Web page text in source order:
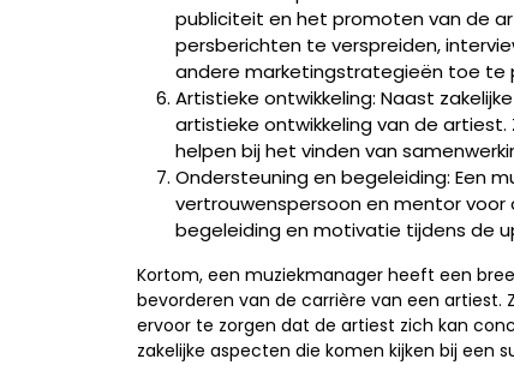
publiciteit en het promoten van de
persberichten te verspreiden,
andere marketingstrategieën toe te
Artistieke ontwikkeling: Naast
artistieke ontwikkeling van de
helpen bij het vinden van
Ondersteuning en begeleiding: Een
vertrouwenspersoon en mentor
begeleiding en motivatie tijdens de
Kortom, een muziekmanager heeft een
bevorderen van de carrière van een artiest.
ervoor te zorgen dat de artiest zich kan
zakelijke aspecten die komen kijken bij een